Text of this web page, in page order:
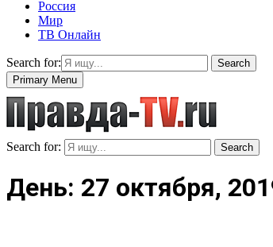
Россия
Мир
ТВ Онлайн
Search for:
Search
Primary Menu
Search for: Search
День: 27 октября,